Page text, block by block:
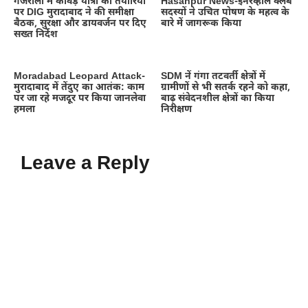
पर DIG मुरादाबाद ने की समीक्षा
बैठक, सुरक्षा और डायवर्जन पर दिए
सख्त निर्देश
सदस्यों ने उचित पोषण के महत्व के
बारे में जागरूक किया
Moradabad Leopard Attack-
मुरादाबाद में तेंदुए का आतंक: काम
पर जा रहे मजदूर पर किया जानलेवा
हमला
SDM नें गंगा तटवर्ती क्षेत्रों में
ग्रामीणों से भी सतर्क रहने को कहा,
बाढ़ संवेदनशील क्षेत्रों का किया
निरीक्षण
Leave a Reply